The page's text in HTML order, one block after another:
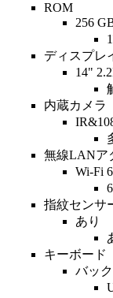
ROM
256
ディスプレ
14"
内蔵カメラ
無線LANア
Wi-Fi
指紋センサ
あり
キーボード
バッ